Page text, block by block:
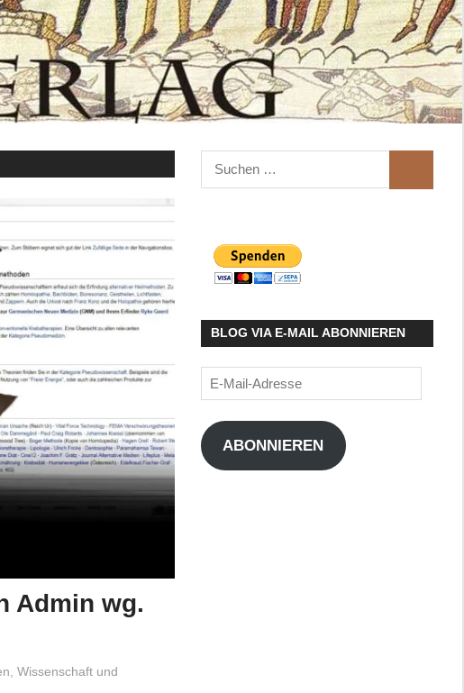
Admin wg.
Wissenschaft und
Suchen
nach:
BLOG VIA E-MAIL ABONNIEREN
E-
Mail-
Adresse
ABONNIEREN